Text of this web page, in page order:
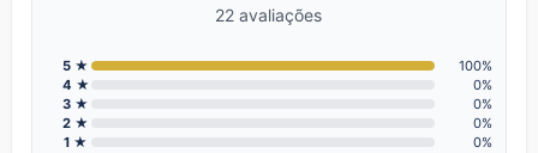
22 avaliações
5 ★
100%
4 ★
0%
3 ★
0%
2 ★
0%
1 ★
0%